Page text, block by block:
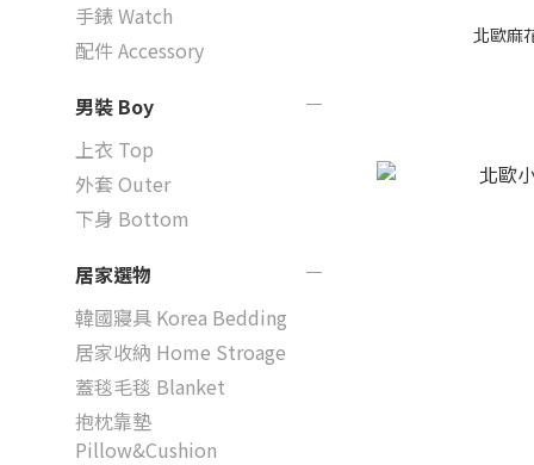
手錶 Watch
配件 Accessory
男裝 Boy
上衣 Top
外套 Outer
下身 Bottom
居家選物
韓國寢具 Korea Bedding
居家收納 Home Stroage
蓋毯毛毯 Blanket
抱枕靠墊
Pillow&Cushion
北歐麻